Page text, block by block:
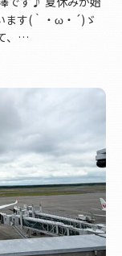
ます(｀・ω・´)ゞ
、…